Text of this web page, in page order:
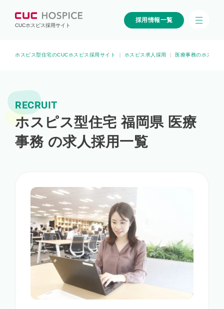
CUCホスピス採用サイト
採用情報一覧
ホスピス型住宅のCUCホスピス採用サイト ホスピス求人採用 医療事務のホスピス
RECRUIT
ホスピス型住宅 福岡県 医療
事務 の求人採用一覧